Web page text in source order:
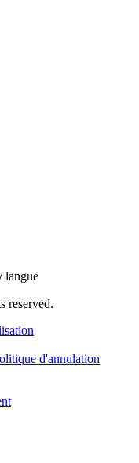
langue
reserved.
d'annulation